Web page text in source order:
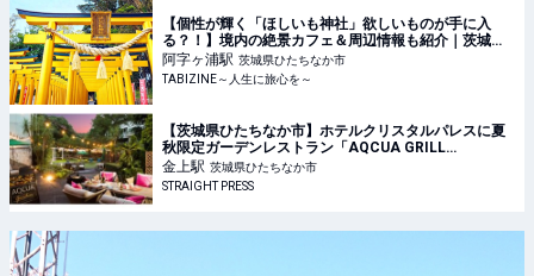
【個性が輝く「ほしいも神社」欲しいものが手に入
る？！】境内の絶景カフェ＆周辺情報も紹介｜茨城・
阿字ヶ浦 | TABIZINE～人生に旅心を～
阿字ヶ浦駅 茨城県ひたちなか市
TABIZINE～人生に旅心を～
【茨城県ひたちなか市】ホテルクリスタルパレスに夏
秋限定ガーデンレストラン「AQCUA GRILL
GARDEN」OPEN！コースやBBQを音楽と共に
金上駅 茨城県ひたちなか市
STRAIGHT PRESS